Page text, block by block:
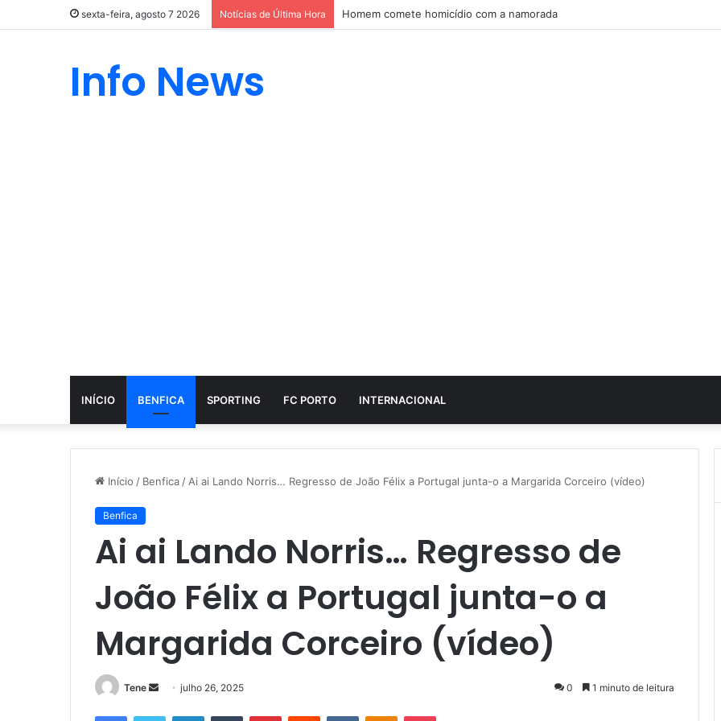
sexta-feira, agosto 7 2026 Notícias de Última Hora Homem comete homicídio com a namorada
Info News
INÍCIO BENFICA SPORTING FC PORTO INTERNACIONAL
Início / Benfica / Ai ai Lando Norris… Regresso de João Félix a Portugal junta-o a Margarida Corceiro (vídeo)
Benfica
Ai ai Lando Norris… Regresso de
João Félix a Portugal junta-o a
Margarida Corceiro (vídeo)
Tene
Mandejulho 26, 2025 0 1 minuto de leitura
FacebookTwitter LinkedinTumblr PinterestReddit VK OK Pocket